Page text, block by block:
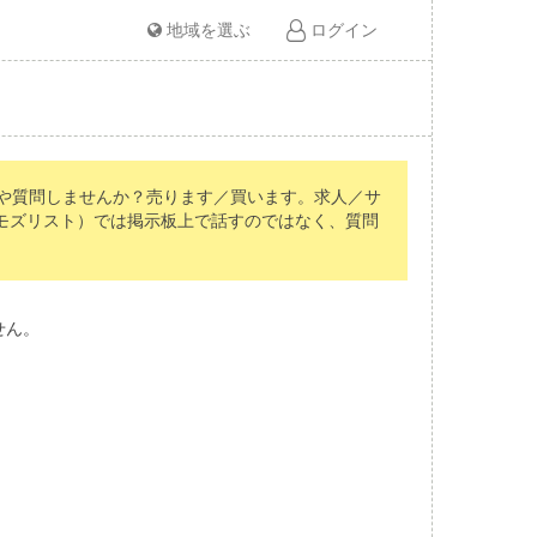
地域を選ぶ ログイン
問しませんか？売ります／買います。求人／サ
リスト）では掲示板上で話すのではなく、質問
。